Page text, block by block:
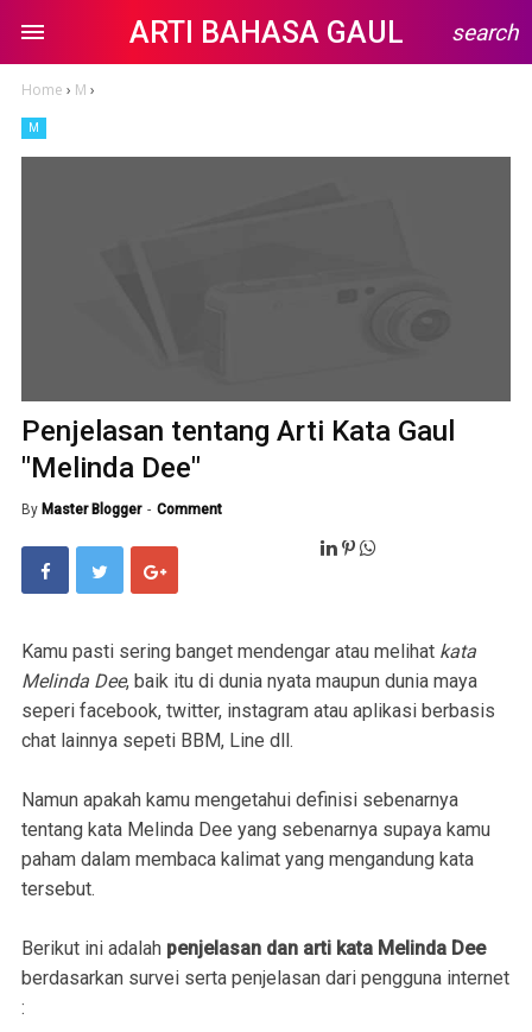
ARTI BAHASA GAUL search
Home › M ›
M
Penjelasan tentang Arti Kata Gaul
"Melinda Dee"
By Master Blogger Comment
Kamu pasti sering banget mendengar atau melihat kata
Melinda Dee, baik itu di dunia nyata maupun dunia maya
seperi facebook, twitter, instagram atau aplikasi berbasis
chat lainnya sepeti BBM, Line dll.
Namun apakah kamu mengetahui definisi sebenarnya
tentang kata Melinda Dee yang sebenarnya supaya kamu
paham dalam membaca kalimat yang mengandung kata
tersebut.
Berikut ini adalah penjelasan dan arti kata Melinda Dee
berdasarkan survei serta penjelasan dari pengguna internet
: